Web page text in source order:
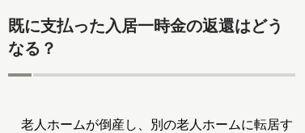
既に支払った入居一時金の返還はどう
なる？
老人ホームが倒産し、別の老人ホームに転居す